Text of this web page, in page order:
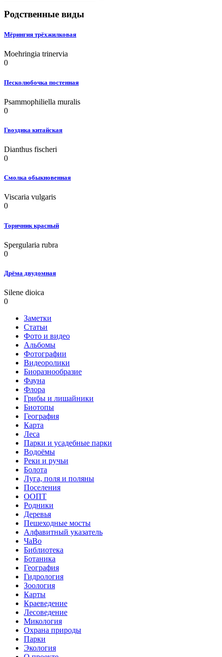
Родственные виды
Мёрингия трёхжилковая
Moehringia trinervia
0
Песколюбочка постенная
Psammophiliella muralis
0
Гвоздика китайская
Dianthus fischeri
0
Смолка обыкновенная
Viscaria vulgaris
0
Торичник красный
Spergularia rubra
0
Дрёма двудомная
Silene dioica
0
Заметки
Статьи
Фото и видео
Альбомы
Фотографии
Видеоролики
Биоразнообразие
Фауна
Флора
Грибы и лишайники
Биотопы
География
Карта
Леса
Парки и усадебные парки
Водоёмы
Реки и ручьи
Болота
Луга, поля и поляны
Поселения
ООПТ
Родники
Деревья
Пешеходные мосты
Алфавитный указатель
ЧаВо
Библиотека
Ботаника
География
Гидрология
Зоология
Карты
Краеведение
Лесоведение
Микология
Охрана природы
Парки
Экология